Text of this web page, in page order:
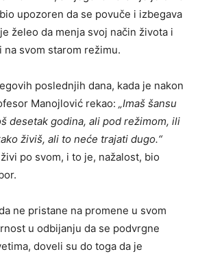
upozoren da se povuče i izbegava
želeo da menja svoj način života i
na svom starom režimu.
poslednjih dana, kada je nakon
Manojlović rekao: „Imaš šansu
desetak godina, ali pod režimom, ili
živiš, ali to neće trajati dugo.“
po svom, i to je, nažalost, bio
ne pristane na promene u svom
u odbijanju da se podvrgne
doveli su do toga da je